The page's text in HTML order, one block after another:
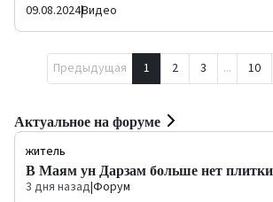
09.08.2024|Видео
Предыдущая 1 2 3 ... 10
Актуальное на форуме
житель
В Маям ун Дарзам больше нет
3 дня назад|Форум